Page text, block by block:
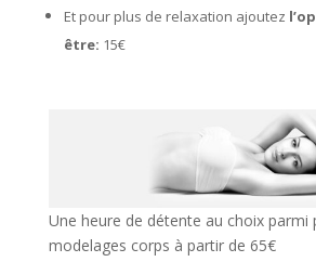
Et pour plus de relaxation ajoutez
être: 15€
Une heure de détente au choix parmi
modelages corps à partir de 65€